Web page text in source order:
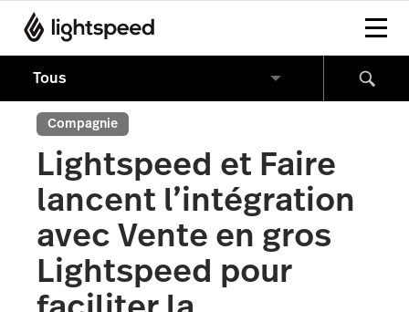
Compagnie
Lightspeed et Faire
lancent l’intégration
avec Vente en gros
Lightspeed pour